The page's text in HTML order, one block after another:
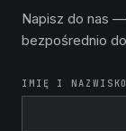
Napisz do nas
bezpośrednio
IMIĘ I